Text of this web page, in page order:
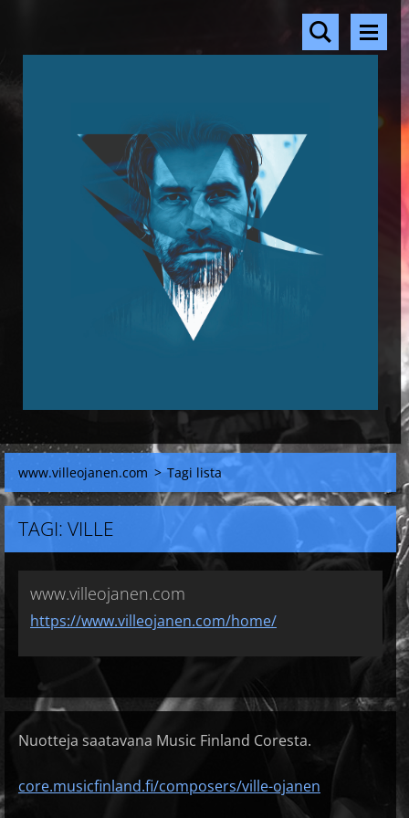
www.villeojanen.com > Tagi lista
TAGI: VILLE
www.villeojanen.com
https://www.villeojanen.com/home/
Nuotteja saatavana Music Finland Coresta.
core.musicfinland.fi/composers/ville-ojanen